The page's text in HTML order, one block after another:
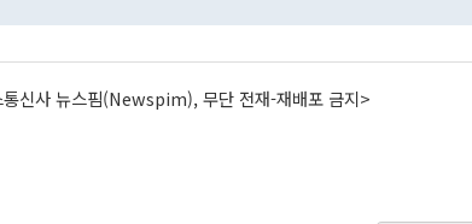
신사 뉴스핌(Newspim), 무단 전재-재배포 금지>